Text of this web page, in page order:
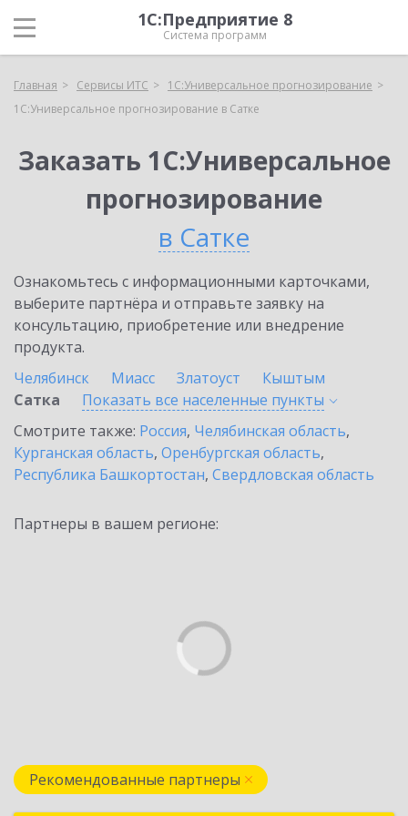
1С:Предприятие 8
Система программ
Главная Сервисы ИТС
1С:Универсальное прогнозирование
1С:Универсальное прогнозирование в Сатке
Заказать 1С:Универсальное
прогнозирование
в Сатке
Ознакомьтесь с информационными карточками,
выберите партнёра и отправьте заявку на
консультацию, приобретение или внедрение
продукта.
Челябинск
Миасс Златоуст
Кыштым
Сатка
Показать все населенные пункты
Смотрите также: Россия, Челябинская область,
Курганская область, Оренбургская область,
Республика Башкортостан, Свердловская область
Партнеры в вашем регионе:
Рекомендованные партнеры